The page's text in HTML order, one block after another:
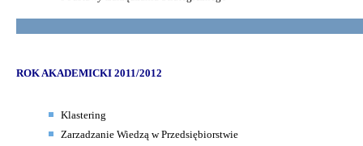
ROK AKADEMICKI 2011/2012
Klastering
Zarzadzanie Wiedzą w Przedsiębiorstwie